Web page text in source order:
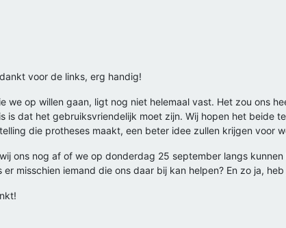
voor de links, erg handig!
we op willen gaan, ligt nog niet helemaal vast. Het zou ons
is dat het gebruiksvriendelijk moet zijn. Wij hopen het beide
die protheses maakt, een beter idee zullen krijgen voor
ons nog af of we op donderdag 25 september langs
er misschien iemand die ons daar bij kan helpen? En zo ja,